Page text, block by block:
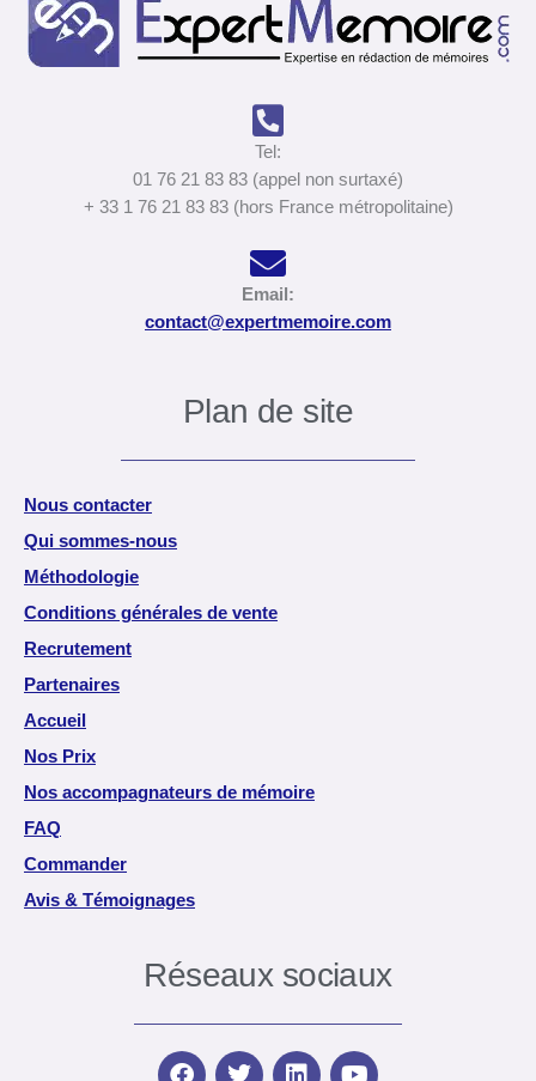
Tel:
01 76 21 83 83 (appel non surtaxé)
+ 33 1 76 21 83 83 (hors France métropolitaine)
Email:
contact@expertmemoire.com
Plan de site
Nous contacter
Qui sommes-nous
Méthodologie
Conditions générales de vente
Recrutement
Partenaires
Accueil
Nos Prix
Nos accompagnateurs de mémoire
FAQ
Commander
Avis & Témoignages
Réseaux sociaux
F
T
L
Y